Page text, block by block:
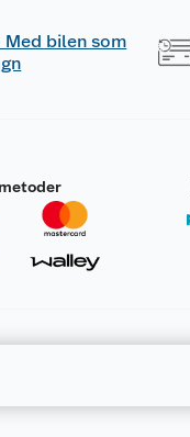
Med bilen som